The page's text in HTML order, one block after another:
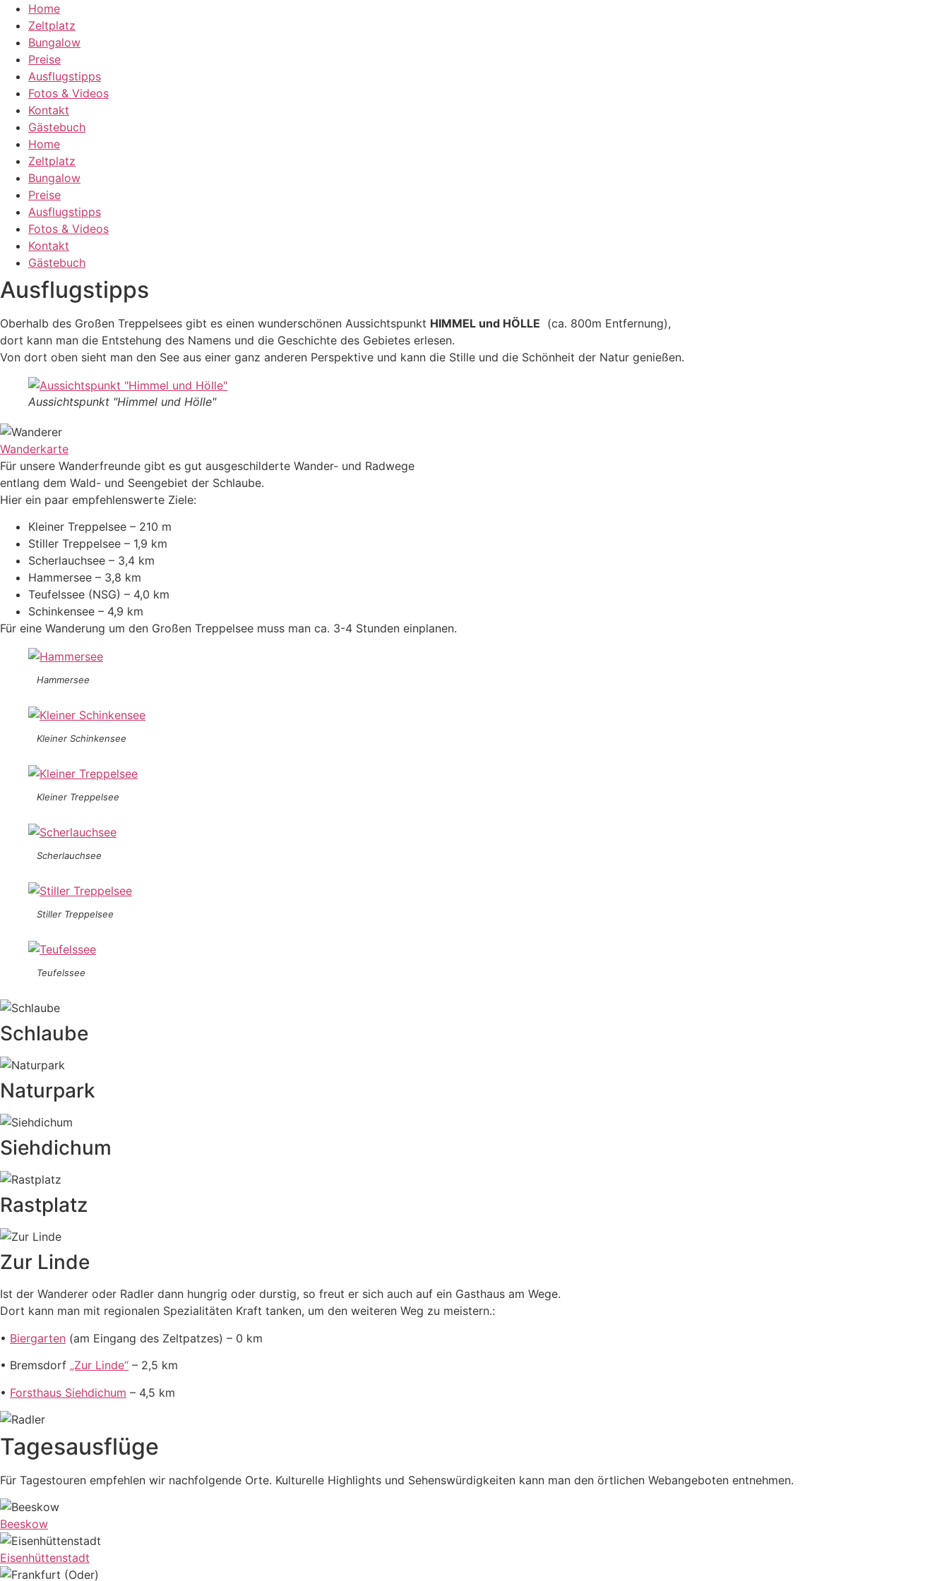
Zum
Inhalt
springen
Home
Zeltplatz
Bungalow
Preise
Ausflugstipps
Fotos & Videos
Kontakt
Gästebuch
Home
Zeltplatz
Bungalow
Preise
Ausflugstipps
Fotos & Videos
Kontakt
Gästebuch
Ausflugstipps
Oberhalb des Großen Treppelsees gibt es einen wunderschönen Aussichtspunkt HIMMEL und HÖLLE (ca. 800m Entfernung),
dort kann man die Entstehung des Namens und die Geschichte des Gebietes erlesen.
Von dort oben sieht man den See aus einer ganz anderen Perspektive und kann die Stille und die Schönheit der Natur genießen.
Aussichtspunkt "Himmel und Hölle"
Wanderkarte
Für unsere Wanderfreunde gibt es gut ausgeschilderte Wander- und Radwege
entlang dem Wald- und Seengebiet der Schlaube.
Hier ein paar empfehlenswerte Ziele:
Kleiner Treppelsee – 210 m
Stiller Treppelsee – 1,9 km
Scherlauchsee – 3,4 km
Hammersee – 3,8 km
Teufelssee (NSG) – 4,0 km
Schinkensee – 4,9 km
Für eine Wanderung um den Großen Treppelsee muss man ca. 3-4 Stunden einplanen.
Hammersee
Kleiner Schinkensee
Kleiner Treppelsee
Scherlauchsee
Stiller Treppelsee
Teufelssee
Schlaube
Naturpark
Siehdichum
Rastplatz
Zur Linde
Ist der Wanderer oder Radler dann hungrig oder durstig, so freut er sich auch auf ein Gasthaus am Wege.
Dort kann man mit regionalen Spezialitäten Kraft tanken, um den weiteren Weg zu meistern.:
• Biergarten (am Eingang des Zeltpatzes) – 0 km
• Bremsdorf „Zur Linde“ – 2,5 km
• Forsthaus Siehdichum – 4,5 km
Tagesausflüge
Für Tagestouren empfehlen wir nachfolgende Orte. Kulturelle Highlights und Sehenswürdigkeiten kann man den örtlichen Webangeboten entnehmen.
Beeskow
Eisenhüttenstadt